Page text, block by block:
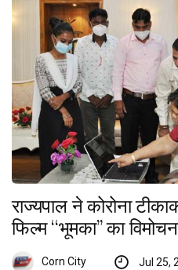
राज्यपाल ने कोरोना
फिल्म ‘‘भूमका’’ का
Corn City Jul 25,